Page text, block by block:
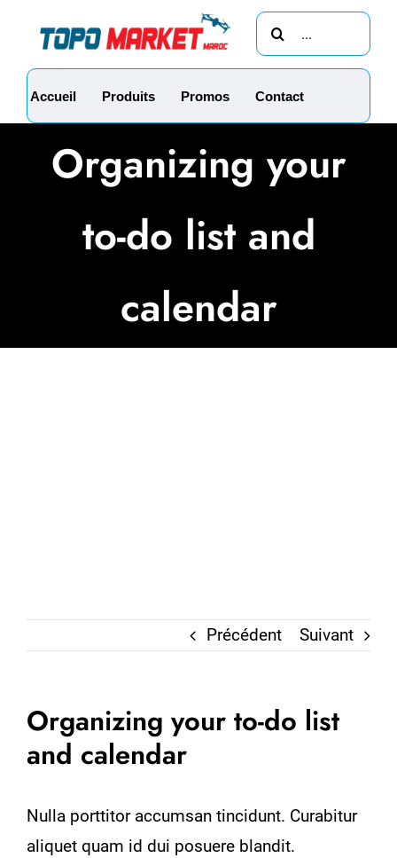
contenu
Rechercher:
Accueil Produits Promos Contact
Organizing your
to-do list and
calendar
Précédent Suivant
Organizing your to-do list
and calendar
Nulla porttitor accumsan tincidunt. Curabitur
aliquet quam id dui posuere blandit.